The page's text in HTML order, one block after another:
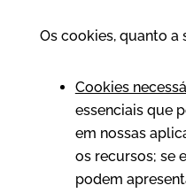
Os cookies, quanto a
Cookies
essenciais que
em nossas
os recursos; se
podem